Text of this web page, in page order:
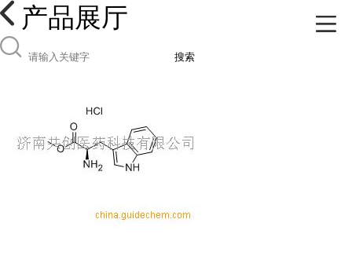
产品展厅
搜索